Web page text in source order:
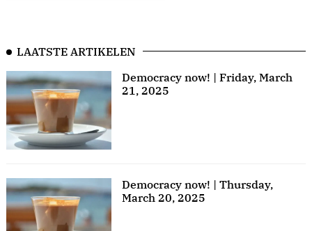
LAATSTE ARTIKELEN
Democracy now! | Friday, March
21, 2025
Democracy now! | Thursday,
March 20, 2025